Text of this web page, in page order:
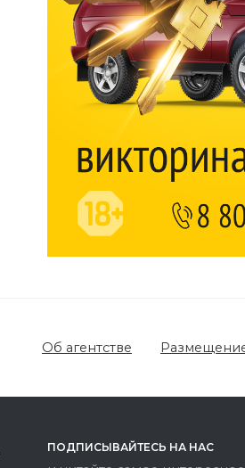
Об агентстве
ПОДПИСЫВАЙТЕСЬ НА НАС